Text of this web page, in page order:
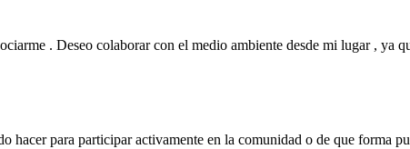
. Deseo colaborar con el medio ambiente desde mi lugar , ya
hacer para participar activamente en la comunidad o de que forma